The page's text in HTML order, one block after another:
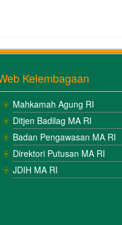
Kelembagaan
Mahkamah Agung RI
Ditjen Badilag MA RI
Badan Pengawasan MA RI
Direktori Putusan MA RI
JDIH MA RI